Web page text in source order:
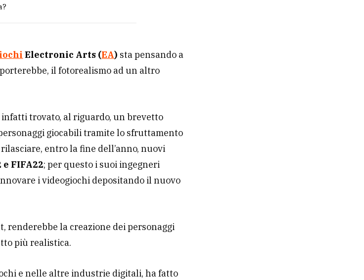
Electronic Arts (EA) sta pensando a
il fotorealismo ad un altro
infatti trovato, al riguardo, un brevetto
giocabili tramite lo sfruttamento
entro la fine dell’anno, nuovi
FIFA22; per questo i suoi ingegneri
i videogiochi depositando il nuovo
renderebbe la creazione dei personaggi
più realistica.
e nelle altre industrie digitali, ha fatto